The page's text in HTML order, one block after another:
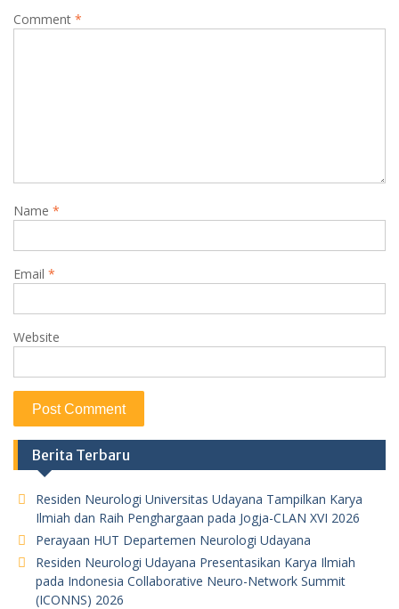
Comment *
Name *
Email *
Website
Berita Terbaru
Residen Neurologi Universitas Udayana Tampilkan Karya
Ilmiah dan Raih Penghargaan pada Jogja-CLAN XVI 2026
Perayaan HUT Departemen Neurologi Udayana
Residen Neurologi Udayana Presentasikan Karya Ilmiah
pada Indonesia Collaborative Neuro-Network Summit
(ICONNS) 2026